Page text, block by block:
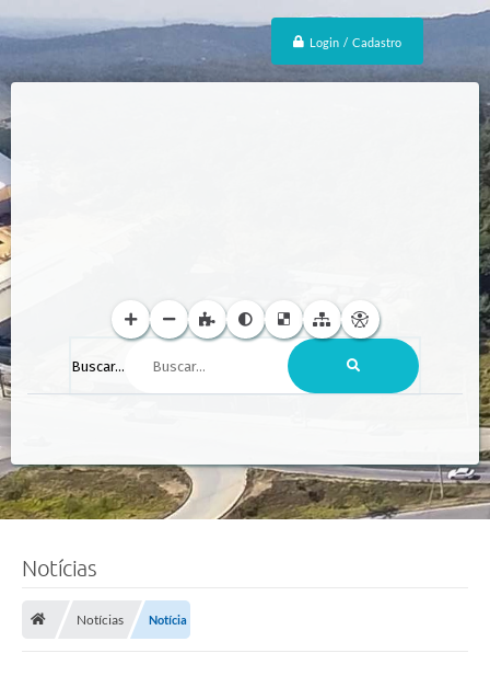
Login / Cadastro
Buscar...
Notícias
Notícias Notícia